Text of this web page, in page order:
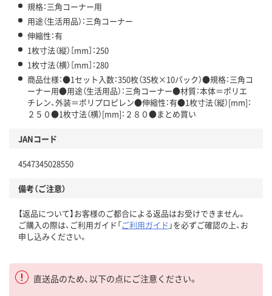
規格：三角コーナー用
用途（生活用品）：三角コーナー
伸縮性：有
1枚寸法（縦）［mm］：250
1枚寸法（横）［mm］：280
商品仕様：●1セット入数：350枚（35枚×10パック）●規格：三角コ
ーナー用●用途（生活用品）：三角コーナー●材質：本体＝ポリエ
チレン、外装＝ポリプロピレン●伸縮性：有●1枚寸法（縦）[mm]：
２５０●1枚寸法（横）[mm]：２８０●まとめ買い
JANコード
4547345028550
備考（ご注意）
【返品について】お客様のご都合による返品はお受けできません。
ご購入の際は、ご利用ガイド「ご利用ガイド 」を必ずご確認の上、お
申し込みください。
直送品のため、以下の点にご注意ください。